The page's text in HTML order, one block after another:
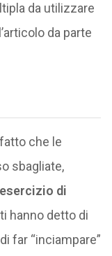
da utilizzare
da parte
che le
sbagliate,
esercizio di
hanno detto di
far “inciampare”